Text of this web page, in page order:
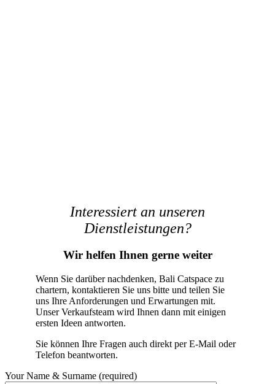
Interessiert an unseren
Dienstleistungen?
Wir helfen Ihnen gerne weiter
Wenn Sie darüber nachdenken, Bali Catspace zu
chartern, kontaktieren Sie uns bitte und teilen Sie
uns Ihre Anforderungen und Erwartungen mit.
Unser Verkaufsteam wird Ihnen dann mit einigen
ersten Ideen antworten.
Sie können Ihre Fragen auch direkt per E-Mail oder
Telefon beantworten.
Your Name & Surname (required)